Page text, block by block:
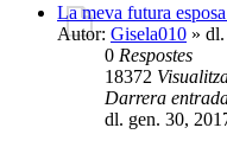
La meva futura
Autor: Gisela010 »
0 Respostes
18372
Darrera
dl. gen. 30,